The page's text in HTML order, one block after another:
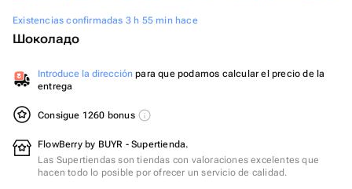
Existencias confirmadas 3 h 55 min hace
Шоколадо
Introduce la dirección para que podamos calcular el precio de la
entrega
Consigue 1260 bonus
FlowBerry by BUYR - Supertienda.
Las Supertiendas son tiendas con valoraciones excelentes que
hacen todo lo posible por ofrecer un servicio de calidad.